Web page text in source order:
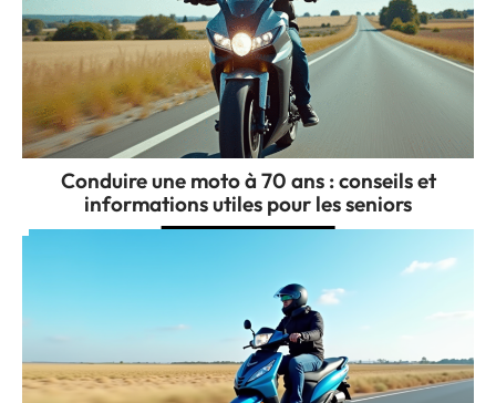
Conduire une moto à 70 ans : conseils et
informations utiles pour les seniors